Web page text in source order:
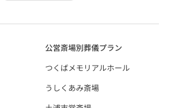
公営斎場別葬儀プラン
つくばメモリアルホール
うしくあみ斎場